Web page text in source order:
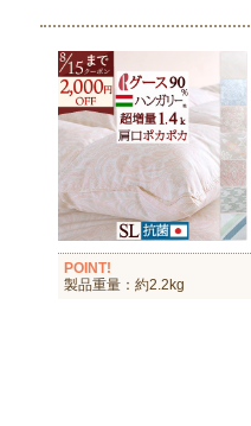
POINT!
製品重量：約2.2kg